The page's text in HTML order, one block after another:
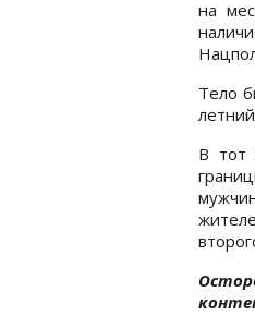
на
Тело
В тот